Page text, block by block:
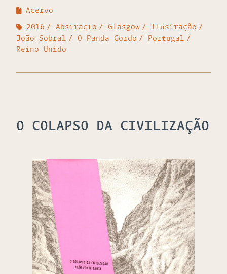
Acervo
2016 Abstracto Glasgow
Ilustração
João Sobral
O Panda Gordo
Portugal
Reino Unido
O COLAPSO DA CIVILIZAÇÃO